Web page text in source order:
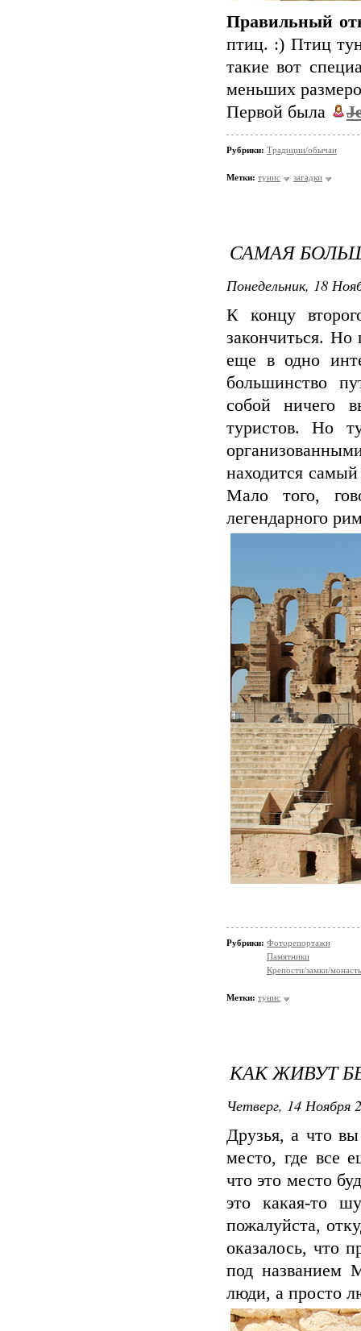
Правильный
птиц. :) Птиц
такие вот
меньших
Первой была
Рубрики: Традиции/обычаи
Метки: тунис загадки
САМАЯ
Понедельник, 18
К концу
закончиться.
еще в одно
большинство
собой ничего
туристов. Но
находится
Мало того,
легендарного
Рубрики: Фоторепортажи
Памятники
Крепости/замки/
Метки: тунис
КАК ЖИВУТ
Четверг, 14 Ноября
Друзья, а что
место, где все
что это место
это какая-то
пожалуйста,
оказалось, что
под названием
люди, а просто